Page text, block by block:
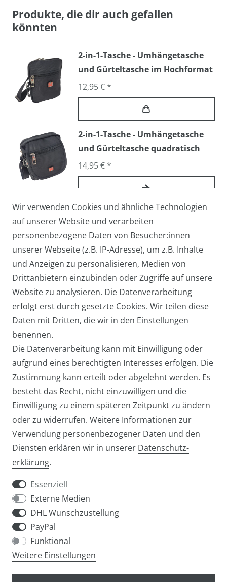
Produkte, die dir auch gefallen
könnten
2-in-1-Tasche - Umhängetasche
und Gürteltasche im Hochformat
12,95 € *
2-in-1-Tasche - Umhängetasche
und Gürteltasche quadratisch
14,95 € *
Arbeitstasche / Flugbegleiter /
Pilotentasche Medium
27,95 € *
Arbeitstasche / Laptoptasche /
Umhängetasche Groß
39,95 € *
Widerrufs­formular
Impressum Daten­schutz­erklärung
info@taschen-tony.de
Wir verwenden Cookies und ähnliche Technologien
auf unserer Website und verarbeiten
personenbezogene Daten von Besucher:innen
unserer Webseite (z.B. IP-Adresse), um z.B. Inhalte
und Anzeigen zu personalisieren, Medien von
Drittanbietern einzubinden oder Zugriffe auf unsere
Website zu analysieren. Die Datenverarbeitung
erfolgt erst durch gesetzte Cookies. Wir teilen diese
Daten mit Dritten, die wir in den Einstellungen
benennen.
Die Datenverarbeitung kann mit Einwilligung oder
aufgrund eines berechtigten Interesses erfolgen. Die
Zustimmung kann erteilt oder abgelehnt werden. Es
besteht das Recht, nicht einzuwilligen und die
Einwilligung zu einem späteren Zeitpunkt zu ändern
oder zu widerrufen. Weitere Informationen zur
Verwendung personenbezogener Daten und den
Diensten erklären wir in unserer Daten­schutz­
erklärung.
Essenziell
Externe Medien
DHL Wunschzustellung
PayPal
Funktional
Weitere Einstellungen